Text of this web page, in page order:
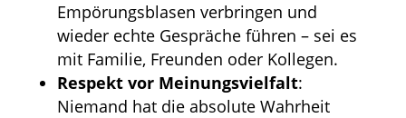
Empörungsblasen verbringen und
wieder echte Gespräche führen – sei es
mit Familie, Freunden oder Kollegen.
Respekt vor Meinungsvielfalt:
Niemand hat die absolute Wahrheit